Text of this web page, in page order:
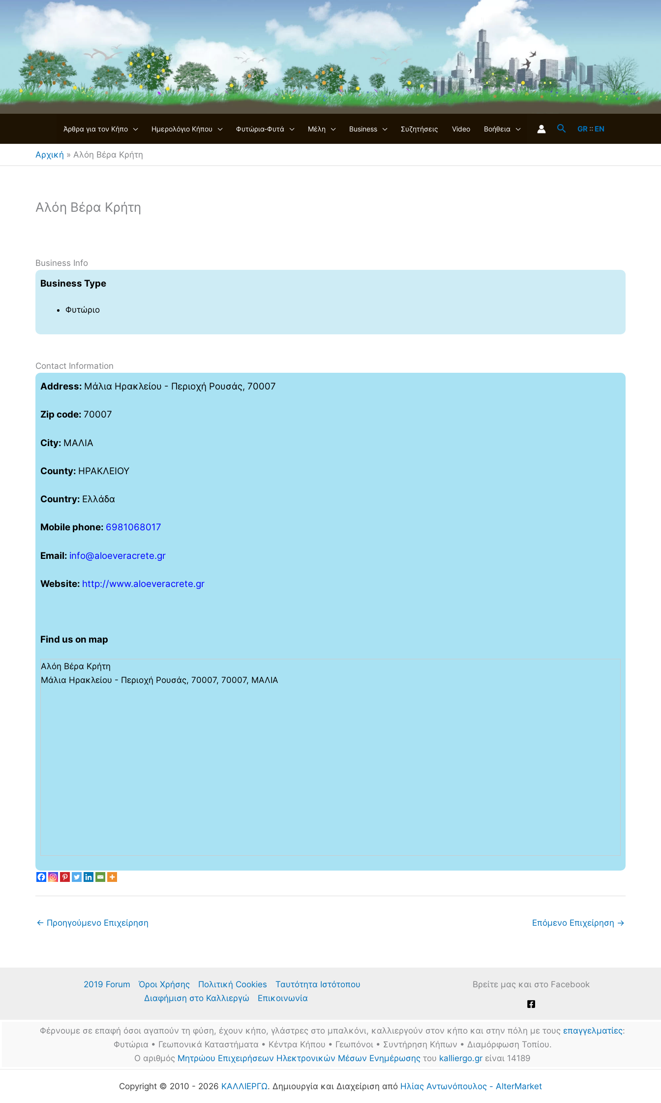
περιεχόμενο
Άρθρα για τον Κήπο Ημερολόγιο Κήπου Φυτώρια-Φυτά Μέλη Business Συζητήσεις Video Βοήθεια GR :: EN
Αρχική » Αλόη Βέρα Κρήτη
Αλόη Βέρα Κρήτη
Business Info
Business Type
Φυτώριο
Contact Information
Address: Μάλια Ηρακλείου - Περιοχή Ρουσάς, 70007
Zip code: 70007
City: ΜΑΛΙΑ
County: ΗΡΑΚΛΕΙΟΥ
Country: Ελλάδα
Mobile phone: 6981068017
Email: info@aloeveracrete.gr
Website: http://www.aloeveracrete.gr
Find us on map
Αλόη Βέρα Κρήτη
Μάλια Ηρακλείου - Περιοχή Ρουσάς, 70007, 70007, ΜΑΛΙΑ
← Προηγούμενο Επιχείρηση Επόμενο Επιχείρηση →
2019 Forum Όροι Χρήσης Πολιτική Cookies
Ταυτότητα Ιστότοπου
Διαφήμιση στο Καλλιεργώ
Επικοινωνία
Βρείτε μας και στο Facebook
Φέρνουμε σε επαφή όσοι αγαπούν τη φύση, έχουν κήπο, γλάστρες στο μπαλκόνι, καλλιεργούν στον κήπο και στην πόλη με τους επαγγελματίες:
Φυτώρια • Γεωπονικά Καταστήματα • Κέντρα Κήπου • Γεωπόνοι • Συντήρηση Κήπων • Διαμόρφωση Τοπίου.
Ο αριθμός Μητρώου Επιχειρήσεων Ηλεκτρονικών Μέσων Ενημέρωσης του kalliergo.gr είναι 14189
Copyright © 2010 - 2026 ΚΑΛΛΙΕΡΓΩ. Δημιουργία και Διαχείριση από Ηλίας Αντωνόπουλος - AlterMarket